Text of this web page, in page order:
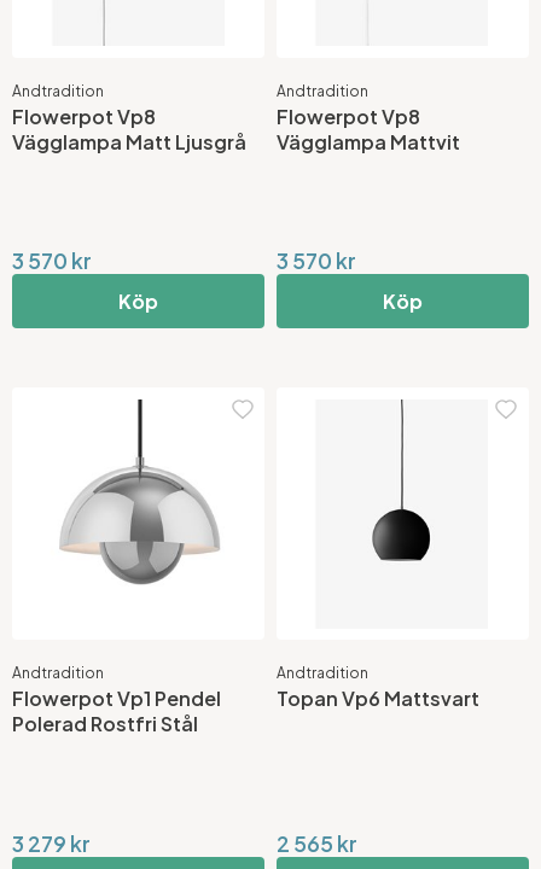
Andtradition
Flowerpot Vp8
Vägglampa Matt Ljusgrå
3 570 kr
Köp
Andtradition
Flowerpot Vp8
Vägglampa Mattvit
3 570 kr
Köp
Andtradition
Flowerpot Vp1 Pendel
Polerad Rostfri Stål
3 279 kr
Andtradition
Topan Vp6 Mattsvart
2 565 kr